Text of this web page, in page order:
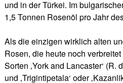
und in der Türkei. Im
1,5 Tonnen Rosenöl pro Jahr
Als die einzigen wirklich alten
Rosen, die heute noch
Sorten ‚York and Lancaster‘ (R.
und ‚Trigintipetala‘ oder